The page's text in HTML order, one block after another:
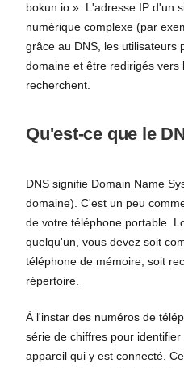
bokun.io ». L'adresse IP d'un
numérique complexe (par
grâce au DNS, les utilisateurs
domaine et être redirigés vers
recherchent.
Qu'est-ce que le
DNS signifie Domain Name
domaine). C'est un peu
de votre téléphone portable.
quelqu'un, vous devez soit
téléphone de mémoire, soit
répertoire.
À l'instar des numéros de
série de chiffres pour
appareil qui y est connecté.